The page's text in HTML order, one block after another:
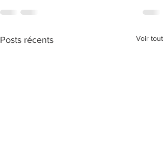
Posts récents Voir tout